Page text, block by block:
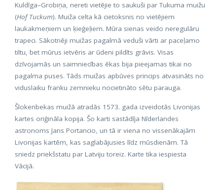
Kuldīga–Grobiņa, nereti vietējie to saukuši par Tukuma muižu
(Hof Tuckum). Muiža celta kā cietoksnis no vietējiem
laukakmeņiem un ķieģeļiem. Mūra sienas veido neregulāru
trapeci. Sākotnēji muižas pagalmā veduši vārti ar paceļamo
tiltu, bet mūrus ietvēris ar ūdeni pildīts grāvis. Visas
dzīvojamās un saimniecības ēkas bija pieejamas tikai no
pagalma puses. Tāds muižas apbūves princips atvasināts no
viduslaiku franku zemnieku nocietināto sētu parauga.
Šlokenbekas muižā atradās 1573. gada izveidotās Livonijas
kartes oriģināla kopija. Šo karti sastādīja Nīderlandes
astronoms Jans Portancio, un tā ir viena no vissenākajām
Livonijas kartēm, kas saglabājusies līdz mūsdienām. Tā
sniedz priekšstatu par Latviju toreiz. Karte tika iespiesta
Vācijā.